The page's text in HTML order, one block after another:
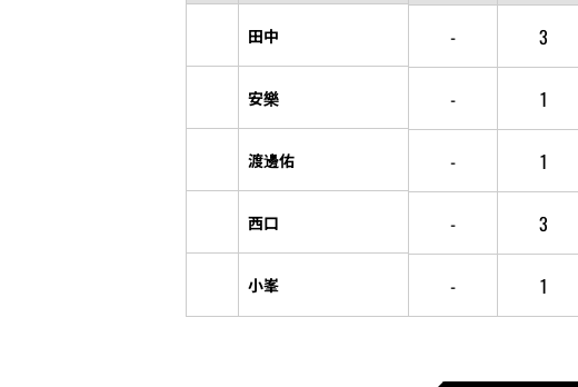
田中 - 3
安樂 - 1
渡邊佑 - 1
西口 - 3
小峯 - 1